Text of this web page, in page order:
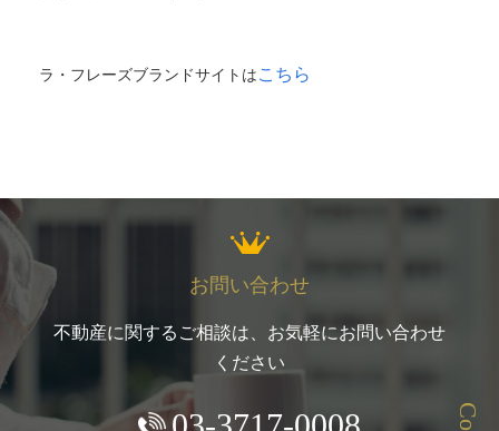
ラ・フレーズブランドサイトはこちら
お問い合わせ
不動産に関するご相談は、お気軽にお問い合わせ
ください